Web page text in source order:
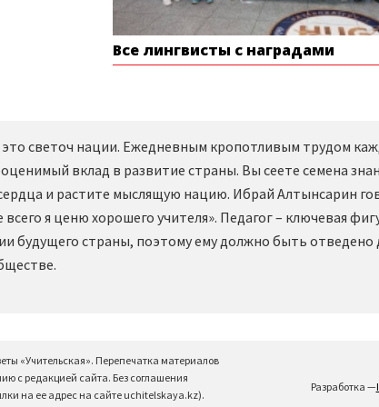
Все лингвисты с наградами
это светоч нации. Ежедневным кропотливым трудом
вклад в развитие страны. Вы сеете семена
и растите мыслящую нацию. Ибрай Алтынсарин
я ценю хорошего учителя». Педагог – ключевая
будущего страны, поэтому ему должно быть отведено
«Учительская». Перепечатка материалов
с редакцией сайта. Без соглашения
на ее адрес на сайте uchitelskaya.kz).
Разработка —